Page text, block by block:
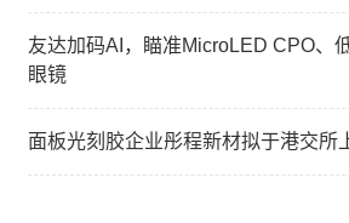
友达加码AI，瞄准MicroLED CPO、
眼镜
面板光刻胶企业彤程新材拟于港交所